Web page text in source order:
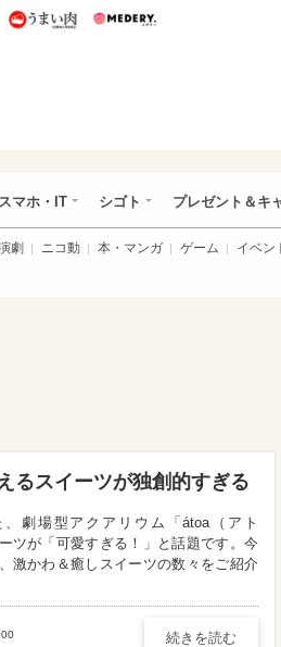
うまいパン うまい肉
スマホ・IT シゴト プレゼント＆キ
劇 ニコ動 本・マンガ ゲーム イベン
るスイーツが独創的すぎる
劇場型アクアリウム「átoa（アト
ツが「可愛すぎる！」と話題です。今
激かわ＆癒しスイーツの数々をご紹介
続きを読む